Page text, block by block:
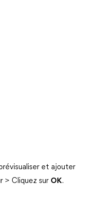
et ajouter
> Cliquez sur OK.